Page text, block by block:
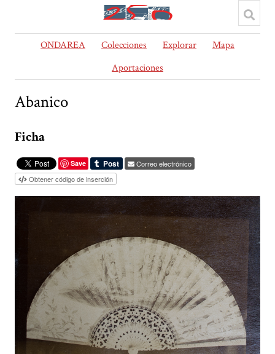
ONDAREA Colecciones Explorar
Mapa
Aportaciones
Abanico
Ficha
Save
Correo electrónico
Obtener código de inserción